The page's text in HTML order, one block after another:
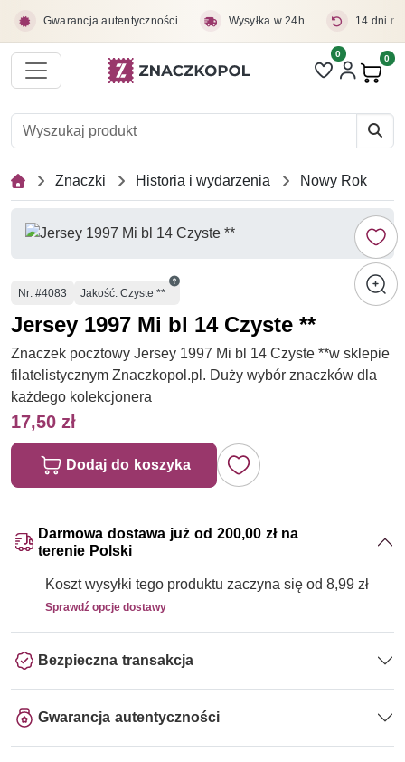
Gwarancja autentyczności Wysyłka w 24h 14 dni
Liczba pozycji
0 0
Znaczki Historia i wydarzenia Nowy Rok
Numer
Nr: #4083 Jakość: Czyste **
Jersey 1997 Mi bl 14 Czyste **
Znaczek pocztowy Jersey 1997 Mi bl 14 Czyste **w sklepie
filatelistycznym Znaczkopol.pl. Duży wybór znaczków dla
każdego kolekcjonera
17,50 zł
Dodaj do koszyka
Darmowa dostawa już od 200,00 zł na
terenie Polski
Koszt wysyłki tego produktu zaczyna się od 8,99 zł
Sprawdź opcje dostawy
Bezpieczna transakcja
Gwarancja autentyczności